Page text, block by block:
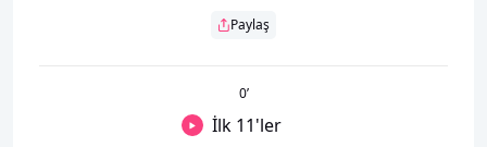
Paylaş
0’
İlk 11'ler